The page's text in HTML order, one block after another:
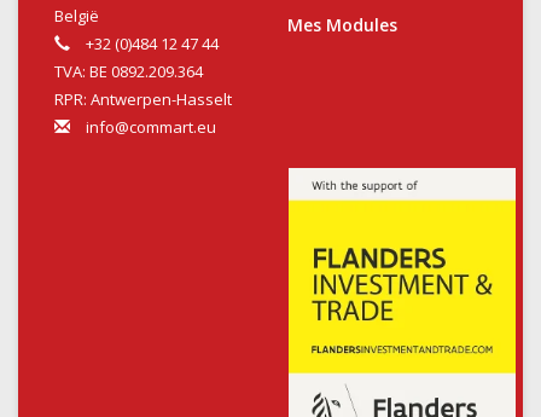
België
+32 (0)484 12 47 44
TVA: BE 0892.209.364
RPR: Antwerpen-Hasselt
info@commart.eu
Mes Modules